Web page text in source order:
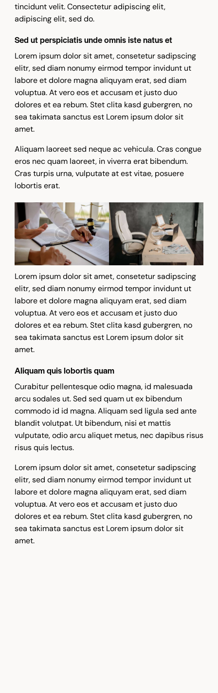
tincidunt velit. Consectetur adipiscing elit,
adipiscing elit, sed do.
Sed ut perspiciatis unde omnis iste natus et
Lorem ipsum dolor sit amet, consetetur sadipscing
elitr, sed diam nonumy eirmod tempor invidunt ut
labore et dolore magna aliquyam erat, sed diam
voluptua. At vero eos et accusam et justo duo
dolores et ea rebum. Stet clita kasd gubergren, no
sea takimata sanctus est Lorem ipsum dolor sit
amet.
Aliquam laoreet sed neque ac vehicula. Cras congue
eros nec quam laoreet, in viverra erat bibendum.
Cras turpis urna, vulputate at est vitae, posuere
lobortis erat.
Lorem ipsum dolor sit amet, consetetur sadipscing
elitr, sed diam nonumy eirmod tempor invidunt ut
labore et dolore magna aliquyam erat, sed diam
voluptua. At vero eos et accusam et justo duo
dolores et ea rebum. Stet clita kasd gubergren, no
sea takimata sanctus est Lorem ipsum dolor sit
amet.
Aliquam quis lobortis quam
Curabitur pellentesque odio magna, id malesuada
arcu sodales ut. Sed sed quam ut ex bibendum
commodo id id magna. Aliquam sed ligula sed ante
blandit volutpat. Ut bibendum, nisi et mattis
vulputate, odio arcu aliquet metus, nec dapibus risus
risus quis lectus.
Lorem ipsum dolor sit amet, consetetur sadipscing
elitr, sed diam nonumy eirmod tempor invidunt ut
labore et dolore magna aliquyam erat, sed diam
voluptua. At vero eos et accusam et justo duo
dolores et ea rebum. Stet clita kasd gubergren, no
sea takimata sanctus est Lorem ipsum dolor sit
amet.